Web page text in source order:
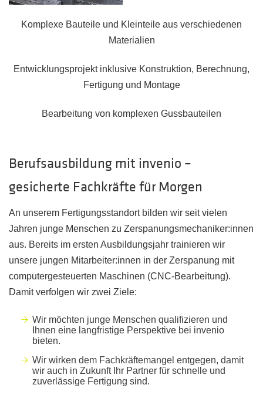
Komplexe Bauteile und Kleinteile aus verschiedenen
Materialien
Entwicklungsprojekt inklusive Konstruktion, Berechnung,
Fertigung und Montage
Bearbeitung von komplexen Gussbauteilen
Berufsausbildung mit invenio –
gesicherte Fachkräfte für Morgen
An unserem Fertigungsstandort bilden wir seit vielen
Jahren junge Menschen zu Zerspanungsmechaniker:innen
aus. Bereits im ersten Ausbildungsjahr trainieren wir
unsere jungen Mitarbeiter:innen in der Zerspanung mit
computergesteuerten Maschinen (CNC-Bearbeitung).
Damit verfolgen wir zwei Ziele:
Wir möchten junge Menschen qualifizieren und
Ihnen eine langfristige Perspektive bei invenio
bieten.
Wir wirken dem Fachkräftemangel entgegen, damit
wir auch in Zukunft Ihr Partner für schnelle und
zuverlässige Fertigung sind.